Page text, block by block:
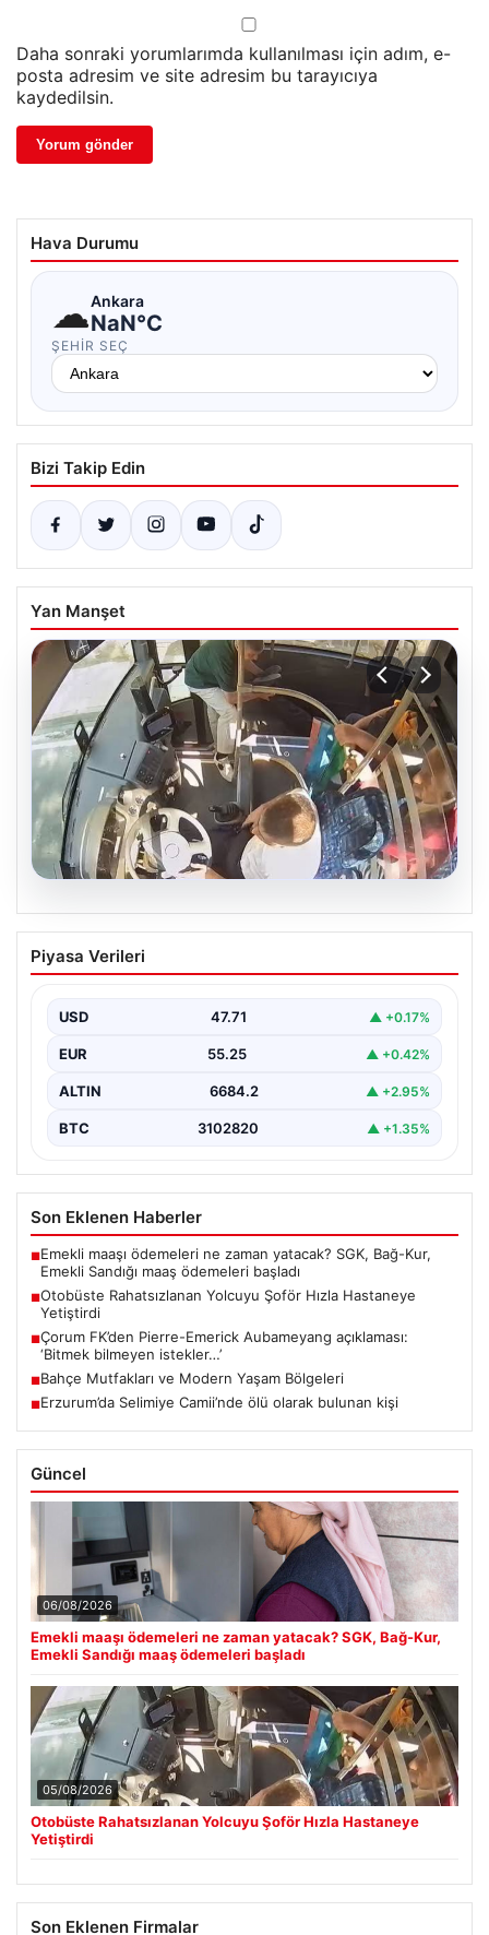
Daha sonraki yorumlarımda kullanılması için adım, e-
posta adresim ve site adresim bu tarayıcıya
kaydedilsin.
Hava Durumu
☁Ankara
NaN°C
ŞEHIR SEÇ
Bizi Takip Edin
Yan Manşet
05.08.2026
Otobüste Rahatsızlanan Yolcuyu Şoför
Hızla Hastaneye Yetiştirdi
yoğun olarak sağlandığı halk otobüslerinde, zaman
zaman acil…
Piyasa Verileri
USD 47.71 ▲ +0.17%
EUR 55.25 ▲ +0.42%
ALTIN 6684.2 ▲ +2.95%
BTC 3102820 ▲ +1.35%
Son Eklenen Haberler
■Emekli maaşı ödemeleri ne zaman yatacak? SGK, Bağ-Kur,
Emekli Sandığı maaş ödemeleri başladı
■Otobüste Rahatsızlanan Yolcuyu Şoför Hızla Hastaneye
Yetiştirdi
■Çorum FK’den Pierre-Emerick Aubameyang açıklaması:
‘Bitmek bilmeyen istekler…’
■Bahçe Mutfakları ve Modern Yaşam Bölgeleri
■Erzurum’da Selimiye Camii’nde ölü olarak bulunan kişi
Güncel
06/08/2026
Emekli maaşı ödemeleri ne zaman yatacak? SGK, Bağ-Kur,
Emekli Sandığı maaş ödemeleri başladı
05/08/2026
Otobüste Rahatsızlanan Yolcuyu Şoför Hızla Hastaneye
Yetiştirdi
Son Eklenen Firmalar